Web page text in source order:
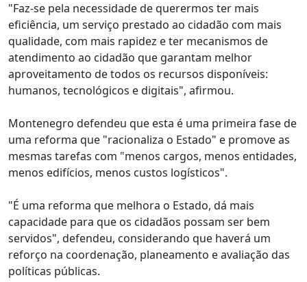
"Faz-se pela necessidade de querermos ter mais
eficiência, um serviço prestado ao cidadão com mais
qualidade, com mais rapidez e ter mecanismos de
atendimento ao cidadão que garantam melhor
aproveitamento de todos os recursos disponíveis:
humanos, tecnológicos e digitais", afirmou.
Montenegro defendeu que esta é uma primeira fase de
uma reforma que "racionaliza o Estado" e promove as
mesmas tarefas com "menos cargos, menos entidades,
menos edifícios, menos custos logísticos".
"É uma reforma que melhora o Estado, dá mais
capacidade para que os cidadãos possam ser bem
servidos", defendeu, considerando que haverá um
reforço na coordenação, planeamento e avaliação das
políticas públicas.